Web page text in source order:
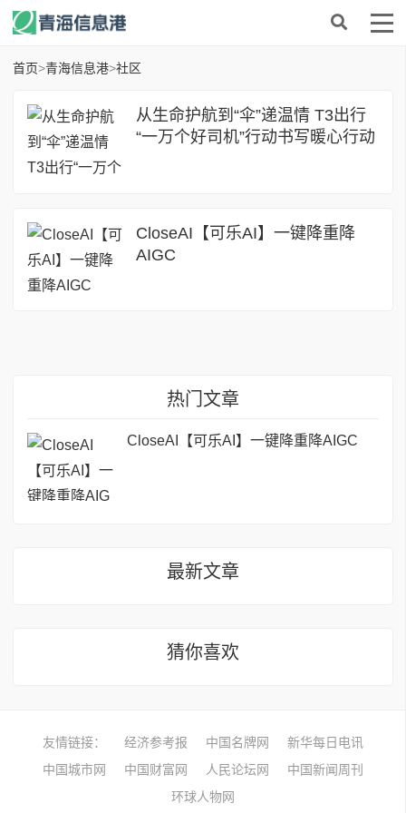
首页>青海信息港>社区
从生命护航到“伞”递温情 T3出行
“一万个好司机”行动书写暖心行动
CloseAI【可乐AI】一键降重降
AIGC
热门文章
CloseAI【可乐AI】一键降重降AIGC
最新文章
猜你喜欢
友情链接： 经济参考报 中国名牌网
新华每日电讯
中国城市网
中国财富网 人民论坛网
中国新闻周刊
环球人物网